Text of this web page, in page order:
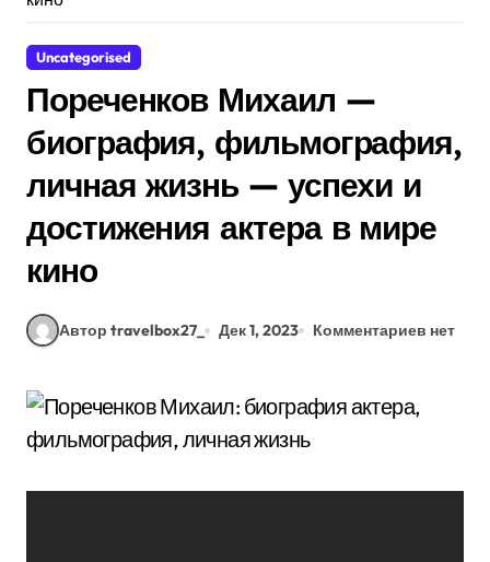
Uncategorised
Пореченков Михаил —
биография, фильмография,
личная жизнь — успехи и
достижения актера в мире
кино
Автор travelbox27_ Дек 1, 2023 Комментариев нет